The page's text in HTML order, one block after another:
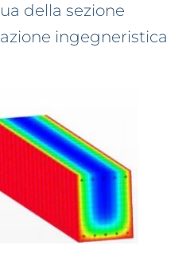
della sezione
ingegneristica